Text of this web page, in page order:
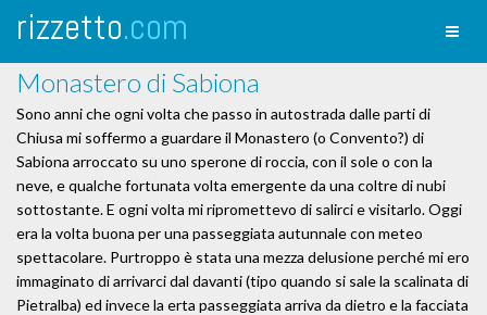
rizzetto.com
Monastero di Sabiona
Sono anni che ogni volta che passo in autostrada dalle parti di
Chiusa mi soffermo a guardare il Monastero (o Convento?) di
Sabiona arroccato su uno sperone di roccia, con il sole o con la
neve, e qualche fortunata volta emergente da una coltre di nubi
sottostante. E ogni volta mi ripromettevo di salirci e visitarlo. Oggi
era la volta buona per una passeggiata autunnale con meteo
spettacolare. Purtroppo è stata una mezza delusione perché mi ero
immaginato di arrivarci dal davanti (tipo quando si sale la scalinata di
Pietralba) ed invece la erta passeggiata arriva da dietro e la facciata